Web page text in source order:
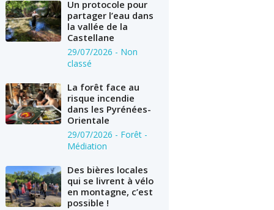
Un protocole pour
partager l’eau dans
la vallée de la
Castellane
29/07/2026 - Non
classé
La forêt face au
risque incendie
dans les Pyrénées-
Orientale
29/07/2026 - Forêt -
Médiation
Des bières locales
qui se livrent à vélo
en montagne, c’est
possible !